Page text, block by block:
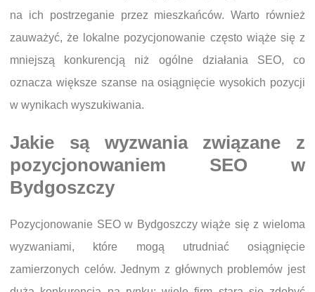
na ich postrzeganie przez mieszkańców. Warto również
zauważyć, że lokalne pozycjonowanie często wiąże się z
mniejszą konkurencją niż ogólne działania SEO, co
oznacza większe szanse na osiągnięcie wysokich pozycji
w wynikach wyszukiwania.
Jakie są wyzwania związane z
pozycjonowaniem SEO w
Bydgoszczy
Pozycjonowanie SEO w Bydgoszczy wiąże się z wieloma
wyzwaniami, które mogą utrudniać osiągnięcie
zamierzonych celów. Jednym z głównych problemów jest